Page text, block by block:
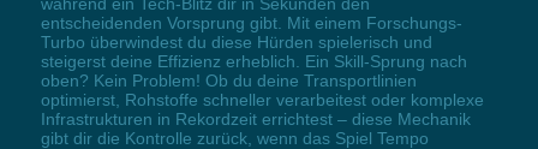
entscheidenden Vorsprung gibt. Mit einem Forschungs-
Turbo überwindest du diese Hürden spielerisch und
steigerst deine Effizienz erheblich. Ein Skill-Sprung nach
oben? Kein Problem! Ob du deine Transportlinien
optimierst, Rohstoffe schneller verarbeitest oder komplexe
Infrastrukturen in Rekordzeit errichtest – diese Mechanik
gibt dir die Kontrolle zurück, wenn das Spiel Tempo